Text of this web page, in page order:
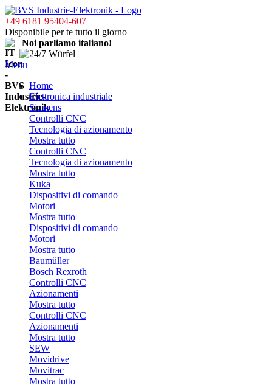
+49 6181 95404-607
Disponibile per te tutto il giorno
Noi parliamo italiano!
Menu
Home
Elettronica industriale
Siemens
Controlli CNC
Tecnologia di azionamento
Mostra tutto
Controlli CNC
Tecnologia di azionamento
Mostra tutto
Kuka
Dispositivi di comando
Motori
Mostra tutto
Dispositivi di comando
Motori
Mostra tutto
Baumüller
Bosch Rexroth
Controlli CNC
Azionamenti
Mostra tutto
Controlli CNC
Azionamenti
Mostra tutto
SEW
Movidrive
Movitrac
Mostra tutto